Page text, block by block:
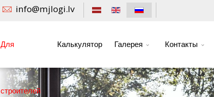
info@mjlogi.lv
Для
строителей
Калькулятор Галерея Контакты